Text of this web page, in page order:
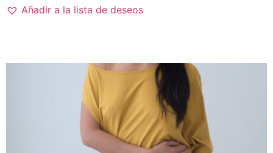
Añadir a la lista de deseos